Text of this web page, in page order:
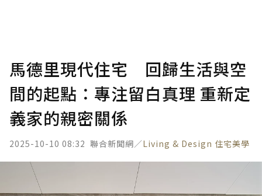
馬德里現代住宅 回歸生活與空
間的起點：專注留白真理 重新定
義家的親密關係
2025-10-10 08:32 聯合新聞網／Living & Design 住宅美學